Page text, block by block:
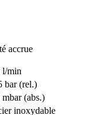
accrue
l/min
bar (rel.)
mbar (abs.)
inoxydable